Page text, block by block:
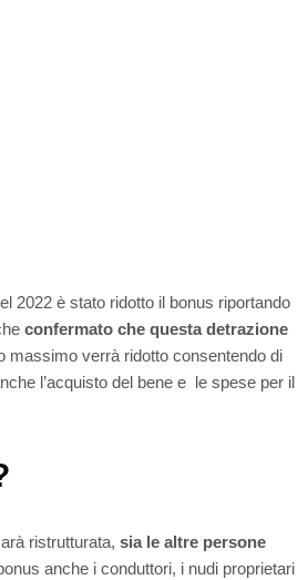
2022 è stato ridotto il bonus riportando
confermato che questa detrazione
massimo verrà ridotto consentendo di
l’acquisto del bene e le spese per il
ristrutturata, sia le altre persone
anche i conduttori, i nudi proprietari